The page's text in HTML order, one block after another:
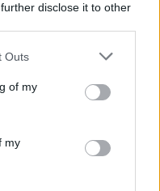
disclose it to other
Outs
of my
my